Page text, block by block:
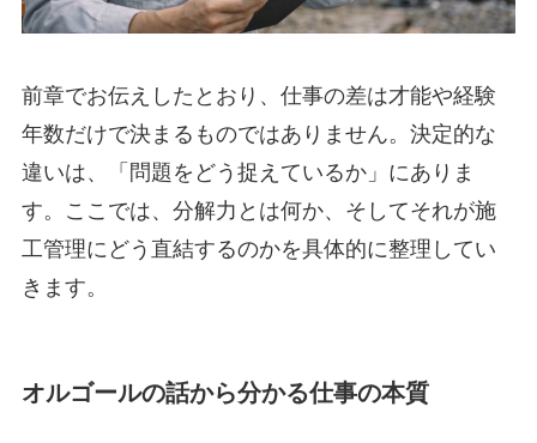
前章でお伝えしたとおり、仕事の差は才能や経験
年数だけで決まるものではありません。決定的な
違いは、「問題をどう捉えているか」にありま
す。ここでは、分解力とは何か、そしてそれが施
工管理にどう直結するのかを具体的に整理してい
きます。
オルゴールの話から分かる仕事の本質